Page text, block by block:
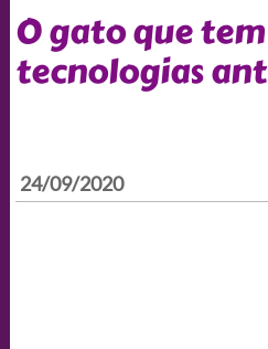
O gato que
tecnologias
24/09/2020